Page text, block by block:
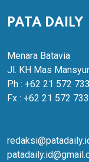
PATA DAILY
Menara Batavia
Jl. KH Mas
Ph : +62 21 572
Fx : +62 21 572